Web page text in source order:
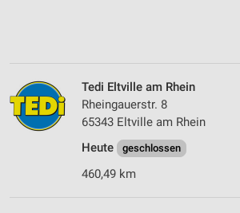
Tedi Eltville am Rhein
Rheingauerstr. 8
65343 Eltville am Rhein
Heute
geschlossen
460,49 km